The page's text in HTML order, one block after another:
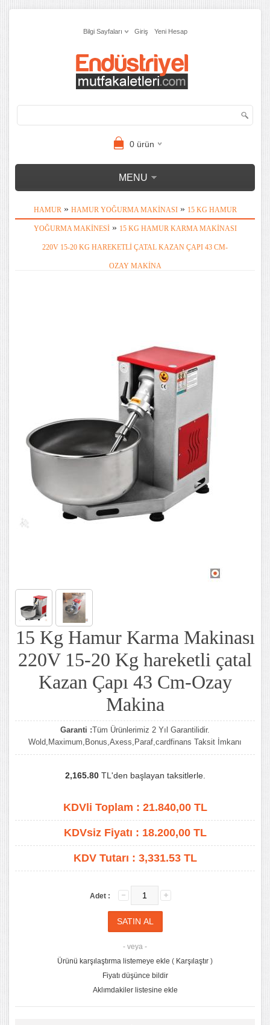
Bilgi Sayfaları Giriş Yeni Hesap
0ürün
MENU
HAMUR » HAMUR YOĞURMA MAKINASI» 15 KG HAMUR
YOĞURMA MAKINESI» 15 KG HAMUR KARMA MAKINASI
220V 15-20 KG HAREKETLI ÇATAL KAZAN ÇAPI 43 CM-
OZAY MAKINA
15 Kg Hamur Karma Makinası
220V 15-20 Kg hareketli çatal
Kazan Çapı 43 Cm-Ozay
Makina
Garanti :Tüm Ürünlerimiz 2 Yıl Garantilidir.
Wold,Maximum,Bonus,Axess,Paraf,cardfinans Taksit İmkanı
2,165.80TL'den başlayan taksitlerle.
KDVli Toplam : 21.840,00TL
KDVsiz Fiyatı : 18.200,00TL
KDV Tutarı : 3,331.53 TL
Adet :
- veya -
Ürünü karşılaştırma listemeye ekle ( Karşılaştır )
Fiyatı düşünce bildir
Aklımdakiler listesine ekle